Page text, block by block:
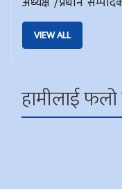
VIEW ALL
हामीलाई फलो